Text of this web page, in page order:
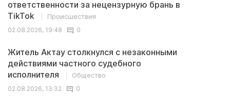
ответственности за нецензурную брань в
TikTok
Происшествия
02.08.2026, 19:48
0
Житель Актау столкнулся с незаконными
действиями частного судебного
исполнителя
Общество
02.08.2026, 13:32
0